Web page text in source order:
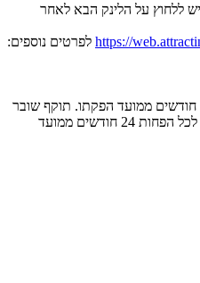
ללחוץ על הלינק הבא לאחר
https:// לפרטים נוספים:
תוקף שובר כספי הינו לכל הפחות 60 חודשים ממועד הפקתו. תוקף שובר
לרכישת מוצר או שירות מסויים יהיה לכל הפחות 24 חודשים ממועד